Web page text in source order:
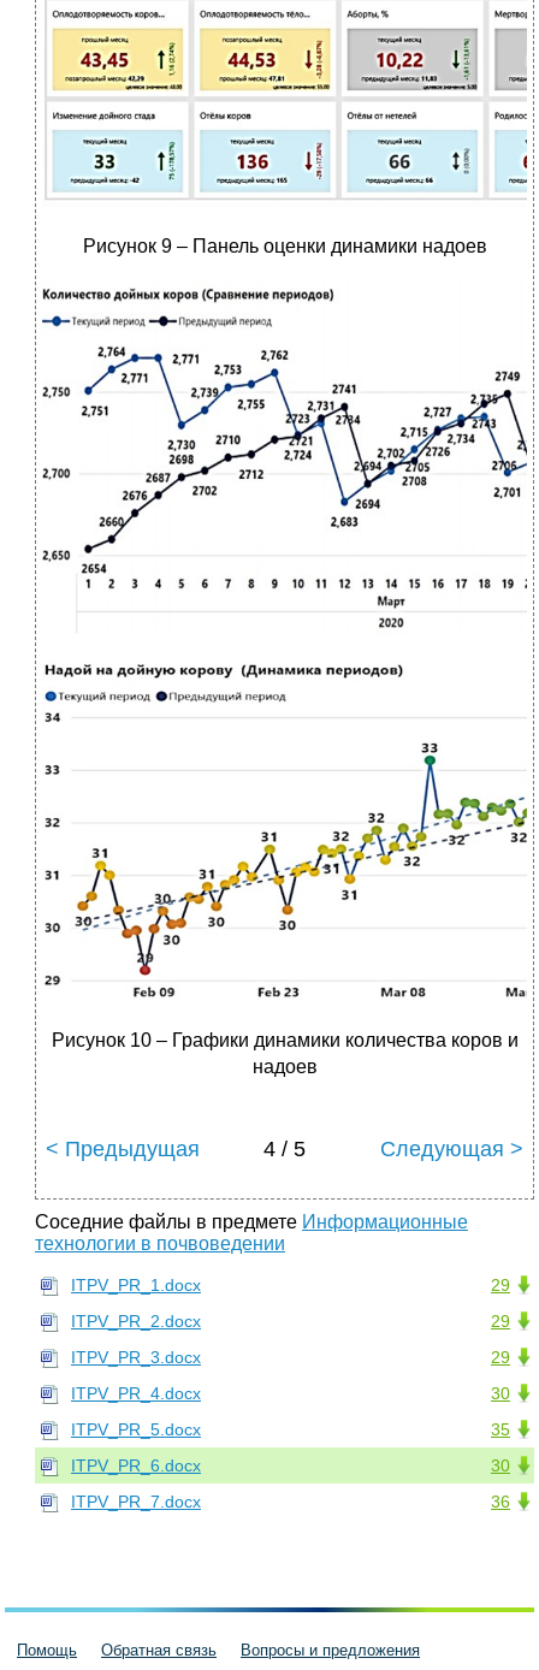
Рисунок 9 – Панель оценки динамики надоев
Рисунок 10 – Графики динамики количества коров и
надоев
< Предыдущая 4 / 5 Следующая >
Соседние файлы в предмете Информационные
технологии в почвоведении
29
ITPV_PR_1.docx
29
ITPV_PR_2.docx
29
ITPV_PR_3.docx
30
ITPV_PR_4.docx
35
ITPV_PR_5.docx
30
ITPV_PR_6.docx
36
ITPV_PR_7.docx
Помощь Обратная связь Вопросы и предложения